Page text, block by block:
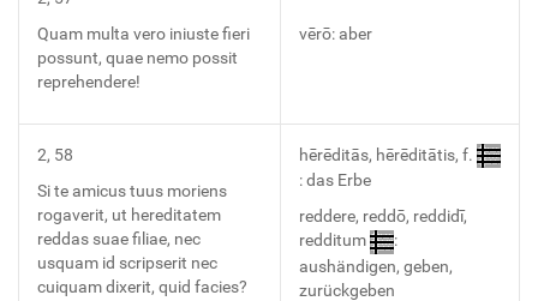
Quam multa vero iniuste fieri
possunt, quae nemo possit
reprehendere!
vērō: aber
2, 58
Si te amicus tuus moriens
rogaverit, ut hereditatem
reddas suae filiae, nec
usquam id scripserit nec
cuiquam dixerit, quid facies?
hērēditās, hērēditātis, f.
: das Erbe
reddere, reddō, reddidī,
redditum
:
aushändigen, geben,
zurückgeben